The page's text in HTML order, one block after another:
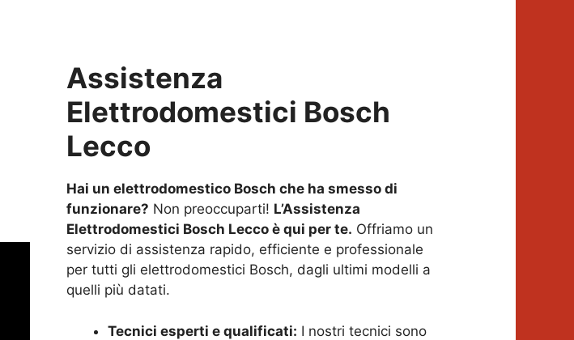
Assistenza
Elettrodomestici Bosch
Lecco
Hai un elettrodomestico Bosch che ha smesso di
funzionare? Non preoccuparti! L’Assistenza
Elettrodomestici Bosch Lecco è qui per te. Offriamo un
servizio di assistenza rapido, efficiente e professionale
per tutti gli elettrodomestici Bosch, dagli ultimi modelli a
quelli più datati.
Tecnici esperti e qualificati: I nostri tecnici sono